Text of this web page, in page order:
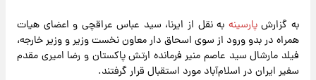
به گزارشپارسینه به نقل از ایرنا، سید عباس عراقچی و اعضای هیات
همراه در بدو ورود از سوی اسحاق دار معاون نخست وزیر و وزیر خارجه،
فیلد مارشال سید عاصم منیر فرمانده ارتش پاکستان و رضا امیری مقدم
سفیر ایران در اسلام‌آباد مورد استقبال قرار گرفتند.